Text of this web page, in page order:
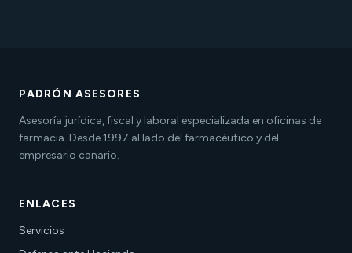
PADRÓN ASESORES
Asesoría jurídica, fiscal y laboral especializada en oficinas de
farmacia. Desde 1997 al lado del farmacéutico y del
empresario canario.
ENLACES
Servicios